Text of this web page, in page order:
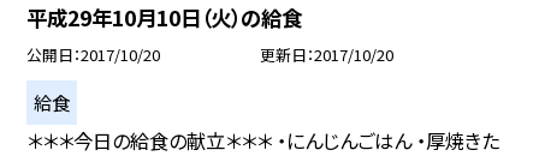
平成29年10月10日（火）の給食
公開日 2017/10/20 更新日 2017/10/20
給食
＊＊＊今日の給食の献立＊＊＊ ・にんじんごはん ・厚焼きた